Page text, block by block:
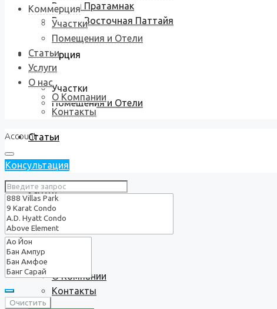
Виллы Пратамнак
Виллы Восточная Паттайя
Коммерция
Участки
Помещения и Отели
Статьи
Услуги
О нас
О Компании
Контакты
Коммерция
Участки
Помещения и Отели
Статьи
Услуги
О нас
О Компании
Контакты
Account
Консультация
Очистить